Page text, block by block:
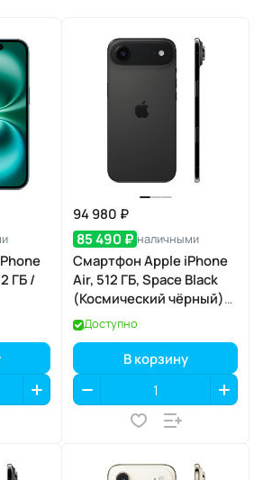
ГБ /
94 980 ₽
85 490 ₽ наличными
Смартфон Apple iPhone
Air, 512 ГБ, Space Black
(Космический чёрный)
Dual eSIM
Доступно
В корзину